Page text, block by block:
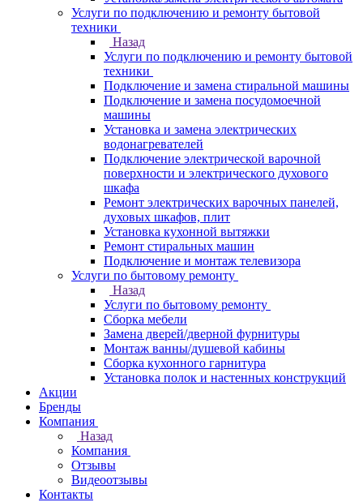
Услуги по подключению и ремонту бытовой
техники
Назад
Услуги по подключению и ремонту бытовой
техники
Подключение и замена стиральной машины
Подключение и замена посудомоечной
машины
Установка и замена электрических
водонагревателей
Подключение электрической варочной
поверхности и электрического духового
шкафа
Ремонт электрических варочных панелей,
духовых шкафов, плит
Установка кухонной вытяжки
Ремонт стиральных машин
Подключение и монтаж телевизора
Услуги по бытовому ремонту
Назад
Услуги по бытовому ремонту
Сборка мебели
Замена дверей/дверной фурнитуры
Монтаж ванны/душевой кабины
Сборка кухонного гарнитура
Установка полок и настенных конструкций
Акции
Бренды
Компания
Назад
Компания
Отзывы
Видеоотзывы
Контакты